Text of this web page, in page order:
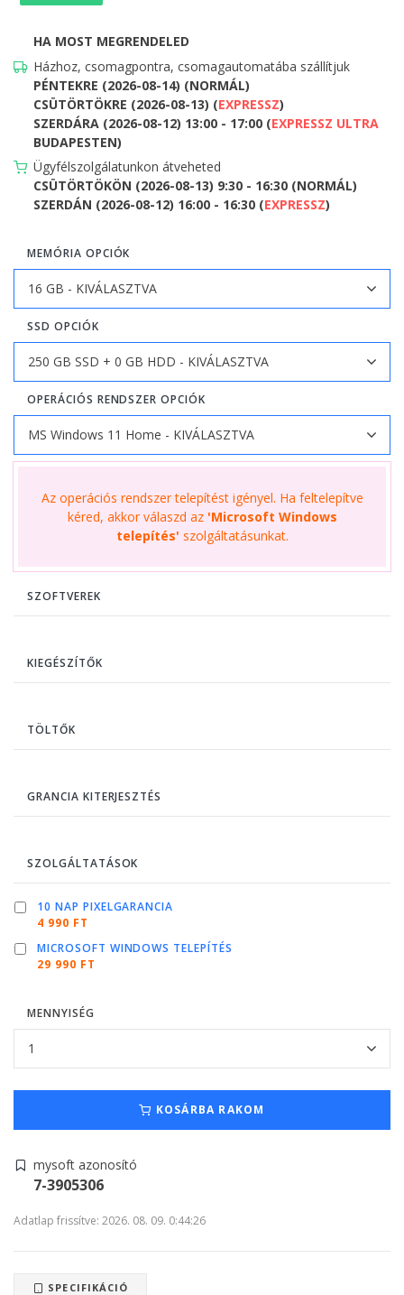
HA MOST MEGRENDELED
Házhoz, csomagpontra, csomagautomatába szállítjuk
PÉNTEKRE (2026-08-14) (NORMÁL)
CSÜTÖRTÖKRE (2026-08-13) (EXPRESSZ)
SZERDÁRA (2026-08-12) 13:00 - 17:00 (EXPRESSZ ULTRA
BUDAPESTEN)
Ügyfélszolgálatunkon átveheted
CSÜTÖRTÖKÖN (2026-08-13) 9:30 - 16:30 (NORMÁL)
SZERDÁN (2026-08-12) 16:00 - 16:30 (EXPRESSZ)
MEMÓRIA OPCIÓK
SSD OPCIÓK
OPERÁCIÓS RENDSZER OPCIÓK
Az operációs rendszer telepítést igényel. Ha feltelepítve
kéred, akkor válaszd az 'Microsoft Windows
telepítés' szolgáltatásunkat.
SZOFTVEREK
KIEGÉSZÍTŐK
TÖLTŐK
GRANCIA KITERJESZTÉS
SZOLGÁLTATÁSOK
10 NAP PIXELGARANCIA
4 990 FT
MICROSOFT WINDOWS TELEPÍTÉS
29 990 FT
MENNYISÉG
KOSÁRBA RAKOM
mysoft azonosító
7-3905306
Adatlap frissítve: 2026. 08. 09. 0:44:26
SPECIFIKÁCIÓ